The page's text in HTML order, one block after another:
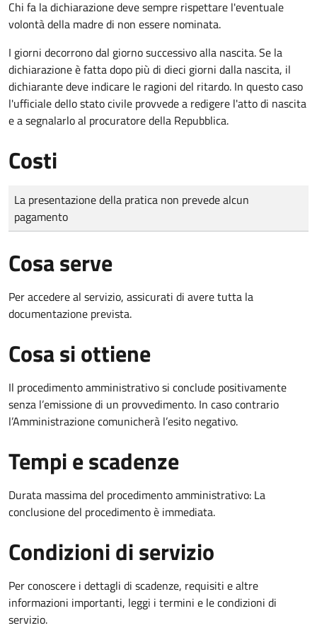
Chi fa la dichiarazione deve sempre rispettare l'eventuale
volontà della madre di non essere nominata.
I giorni decorrono dal giorno successivo alla nascita. Se la
dichiarazione è fatta dopo più di dieci giorni dalla nascita, il
dichiarante deve indicare le ragioni del ritardo. In questo caso
l'ufficiale dello stato civile provvede a redigere l'atto di nascita
e a segnalarlo al procuratore della Repubblica.
Costi
Tipo di pagamento
Importo
La presentazione della pratica non prevede alcun
pagamento
Cosa serve
Per accedere al servizio, assicurati di avere tutta la
documentazione prevista.
Cosa si ottiene
Il procedimento amministrativo si conclude positivamente
senza l’emissione di un provvedimento. In caso contrario
l’Amministrazione comunicherà l’esito negativo.
Tempi e scadenze
Durata massima del procedimento amministrativo: La
conclusione del procedimento è immediata.
Condizioni di servizio
Per conoscere i dettagli di scadenze, requisiti e altre
informazioni importanti, leggi i termini e le condizioni di
servizio.